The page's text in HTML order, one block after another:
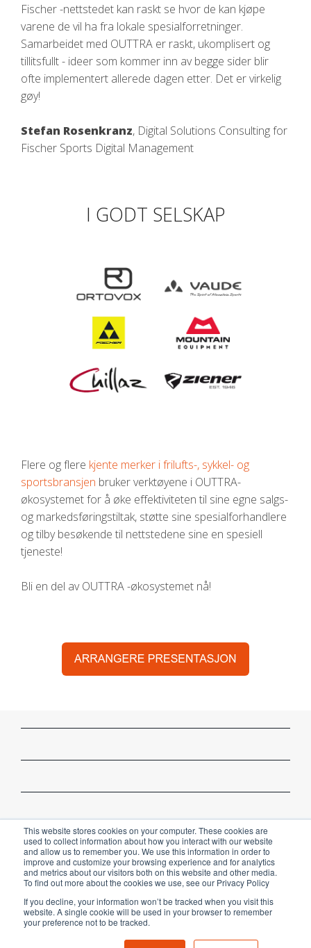
This website stores cookies on your computer. These cookies are
used to collect information about how you interact with our website
and allow us to remember you. We use this information in order to
improve and customize your browsing experience and for analytics
and metrics about our visitors both on this website and other media.
To find out more about the cookies we use, see our Privacy Policy
If you decline, your information won’t be tracked when you visit this
website. A single cookie will be used in your browser to remember
your preference not to be tracked.
Fischer -nettstedet kan raskt se hvor de kan kjøpe
varene de vil ha fra lokale spesialforretninger.
Samarbeidet med OUTTRA er raskt, ukomplisert og
tillitsfullt - ideer som kommer inn av begge sider blir
ofte implementert allerede dagen etter. Det er virkelig
gøy!
Stefan Rosenkranz, Digital Solutions Consulting for
Fischer Sports Digital Management
I GODT SELSKAP
Flere og flere kjente merker i frilufts-, sykkel- og
sportsbransjen bruker verktøyene i OUTTRA-
økosystemet for å øke effektiviteten til sine egne salgs-
og markedsføringstiltak, støtte sine spesialforhandlere
og tilby besøkende til nettstedene sine en spesiell
tjeneste!
Bli en del av OUTTRA -økosystemet nå!
Copyright © 2023 81MEDIA GmbH